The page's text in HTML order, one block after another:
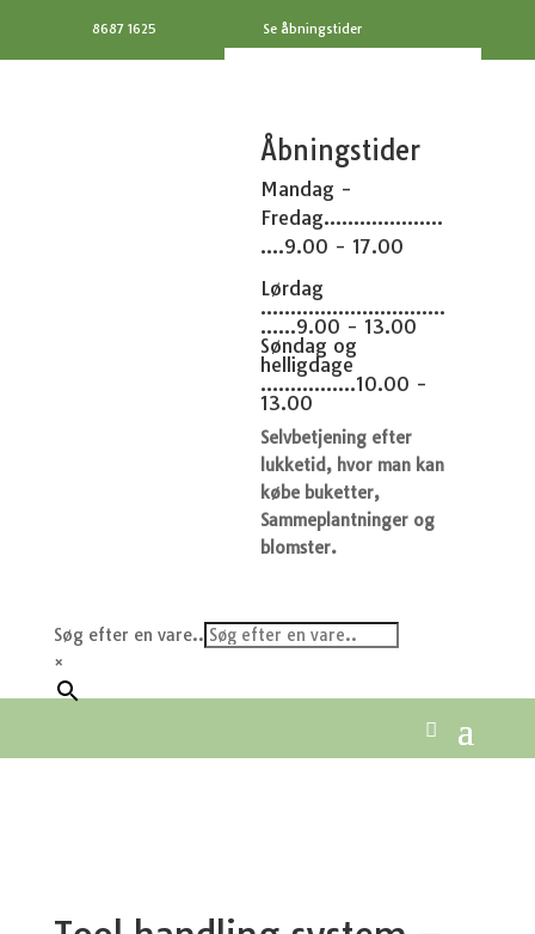
8687 1625 Se åbningstider
Åbningstider
Mandag -
Fredag....................
....9.00 - 17.00
Lørdag
...............................
......9.00 - 13.00
Søndag og
helligdage
................10.00 -
13.00
Selvbetjening efter
lukketid, hvor man kan
købe buketter,
Sammeplantninger og
blomster.
Søg efter en vare..
×